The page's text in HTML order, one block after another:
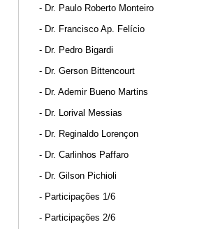
- Dr. Paulo Roberto Monteiro
- Dr. Francisco Ap. Felício
- Dr. Pedro Bigardi
- Dr. Gerson Bittencourt
- Dr. Ademir Bueno Martins
- Dr. Lorival Messias
- Dr. Reginaldo Lorençon
- Dr. Carlinhos Paffaro
- Dr. Gilson Pichioli
- Participações 1/6
- Participações 2/6